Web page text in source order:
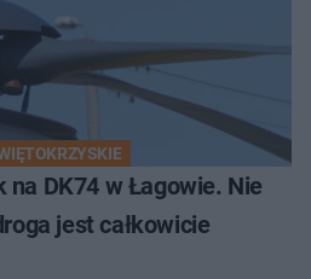
na DK74 w Łagowie. Nie
jest całkowicie